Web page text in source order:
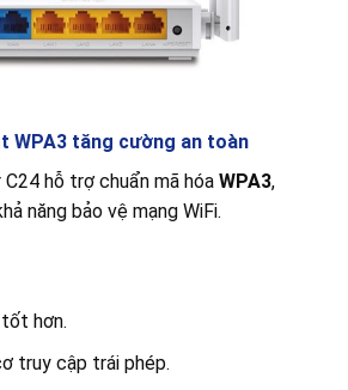
WPA3 tăng cường an toàn
hỗ trợ chuẩn mã hóa WPA3,
năng bảo vệ mạng WiFi.
hơn.
truy cập trái phép.